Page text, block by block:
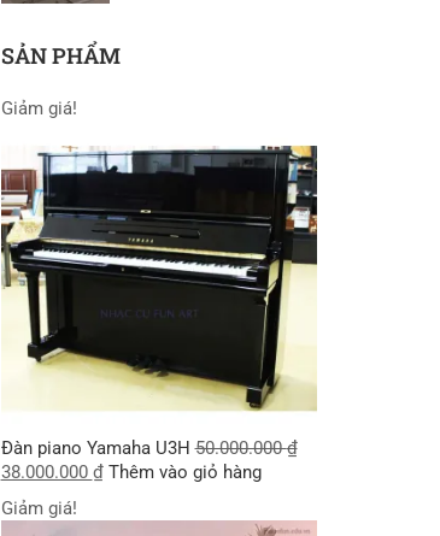
SẢN PHẨM
Giảm giá!
Đàn piano Yamaha U3H 50.000.000₫
38.000.000 ₫ Thêm vào giỏ hàng
Giảm giá!